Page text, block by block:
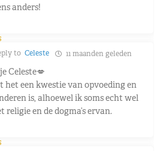
anders!
to Celeste 11 maanden geleden
Celeste💋
het een kwestie van opvoeding en
is, alhoewel ik soms echt wel
religie en de dogma’s ervan.